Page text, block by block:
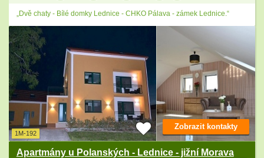
„Dvě chaty - Bílé domky Lednice - CHKO Pálava - zámek Lednice.“
1M-192
Apartmány u Polanských - Lednice - jižní Morava
Zobrazit kontakty